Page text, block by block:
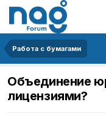
Работа с бумагами
Объединение
лицензиями?